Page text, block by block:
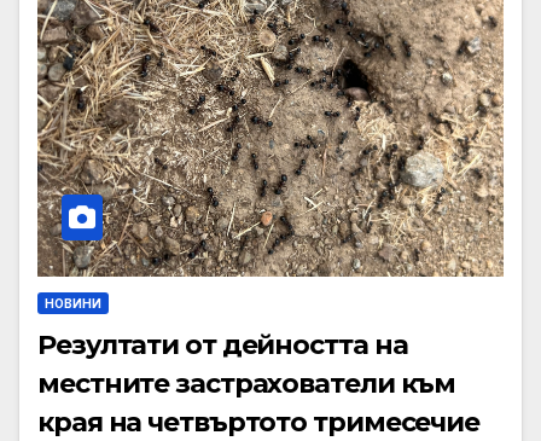
НОВИНИ
Резултати от дейността на
местните застрахователи към
края на четвъртото тримесечие